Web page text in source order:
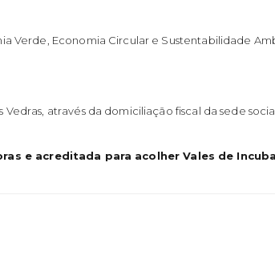
Verde, Economia Circular e Sustentabilidade
através da domiciliação fiscal da sede
e acreditada para acolher Vales de